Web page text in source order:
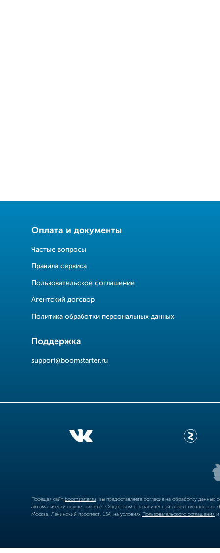
Оплата и документы
Частые вопросы
Правила сервиса
Пользовательское соглашение
Агентский договор
Политика обработки персональных данных
Поддержка
support@boomstarter.ru
Посещая сайт boomstarter.ru , вы предоставляете согласие на обработку
автоматически осуществляется Обществом с ограниченной
Москва, Ленинский проспект, 15А) на условиях Пользовательского соглашения и